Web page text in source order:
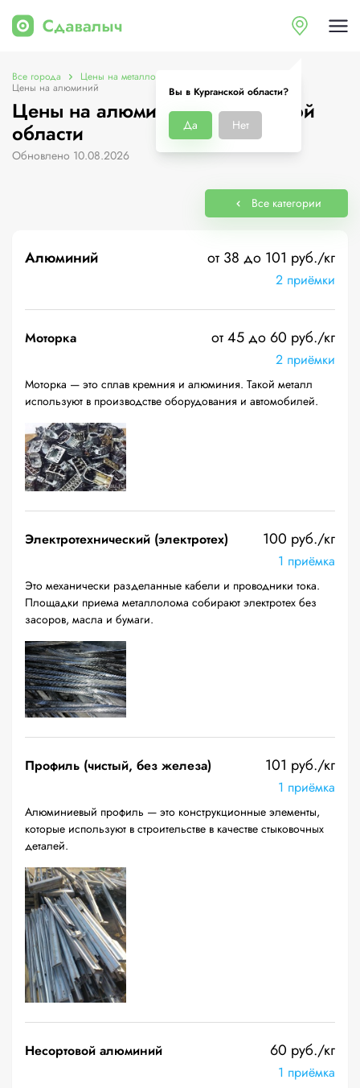
Вы в Курганской области?
Да Нет
Все города Цены на металлолом в Курганской области
Цены на алюминий
Цены на алюминий в Курганской
области
Обновлено 10.08.2026
Все категории
Алюминий от 38 до 101 руб./кг
2 приёмки
Моторка от 45 до 60 руб./кг
2 приёмки
Моторка — это сплав кремния и алюминия. Такой металл
используют в производстве оборудования и автомобилей.
Электротехнический (электротех) 100 руб./кг
1 приёмка
Это механически разделанные кабели и проводники тока.
Площадки приема металлолома собирают электротех без
засоров, масла и бумаги.
Профиль (чистый, без железа) 101 руб./кг
1 приёмка
Алюминиевый профиль — это конструкционные элементы,
которые используют в строительстве в качестве стыковочных
деталей.
Несортовой алюминий 60 руб./кг
1 приёмка